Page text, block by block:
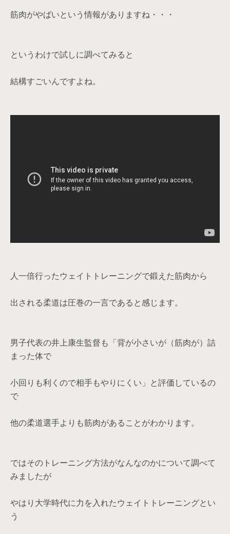
筋肉がやばいという情報がありますね・・・
というわけで試しに調べてみると
結構すごいんですよね。
人一倍行ったウェイトトレーニングで鍛えた筋肉から
出される柔道は圧巻の一言であると感じます。
男子代表の井上康生監督も「背が小さいが（筋肉が）詰
まった体で
小回りも利くので相手もやりにくい」と評価しているの
で
他の柔道選手よりも筋肉があることがわかります。
ではそのトレーニング方法がなんなのかについて調べて
みましたが
やはり大学時代に力を入れたウェイトトレーニングとい
う